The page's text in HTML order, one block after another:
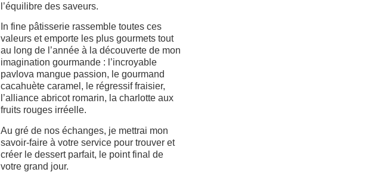
l’équilibre des saveurs.
In fine pâtisserie rassemble toutes ces
valeurs et emporte les plus gourmets tout
au long de l’année à la découverte de mon
imagination gourmande : l’incroyable
pavlova mangue passion, le gourmand
cacahuète caramel, le régressif fraisier,
l’alliance abricot romarin, la charlotte aux
fruits rouges irréelle.
Au gré de nos échanges, je mettrai mon
savoir-faire à votre service pour trouver et
créer le dessert parfait, le point final de
votre grand jour.